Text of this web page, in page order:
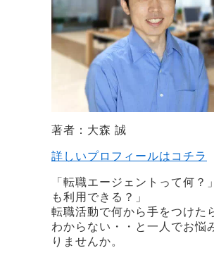
著者：大森 誠
詳しいプロフィールはコチラ
「転職エージェントって何？
も利用できる？」
転職活動で何から手をつけた
わからない・・と一人でお悩
りませんか。